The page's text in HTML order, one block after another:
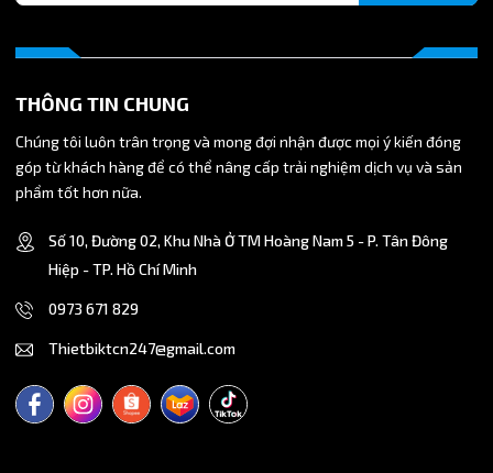
cho sản phẩm mộc.
THÔNG TIN CHUNG
Chúng tôi luôn trân trọng và mong đợi nhận được mọi ý kiến đóng
góp từ khách hàng để có thể nâng cấp trải nghiệm dịch vụ và sản
phẩm tốt hơn nữa.
Số 10, Đường 02, Khu Nhà Ở TM Hoàng Nam 5 - P. Tân Đông
Hiệp - TP. Hồ Chí Minh
0973 671 829
Thietbiktcn247@gmail.com